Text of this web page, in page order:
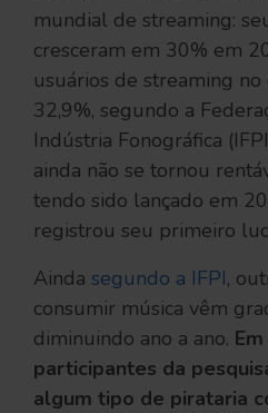
mundial de streaming:
cresceram em 30% em
usuários de streaming
32,9%, segundo a
Indústria Fonográfica
ainda não se tornou
tendo sido lançado em
registrou seu primeiro
Ainda segundo a IFPI,
consumir música vêm
diminuindo ano a ano.
participantes da
algum tipo de pirataria